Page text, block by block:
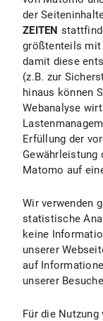
der
ZEITEN
größtenteils mit
damit diese
(z.B. zur
hinaus können
Webanalyse
Erfüllung der
Gewährleistung
Matomo auf
Wir verwenden
statistische
keine
unserer
auf
unserer
Für die